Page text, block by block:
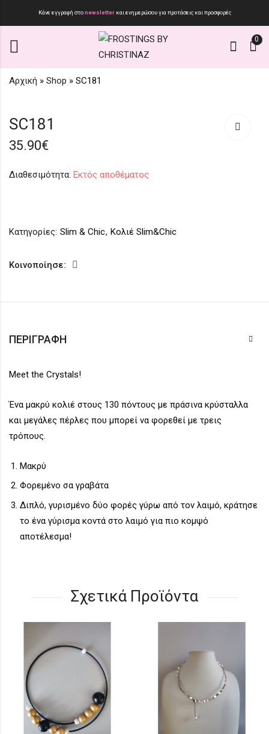
Κάνε εγγραφή στοnewsletter και ενημερώσου για προτάσεις και προσφορές
0
Αρχική » Shop » SC181
SC181
35.90€
Διαθεσιμότητα: Εκτός αποθέματος
Κατηγορίες: Slim & Chic, Κολιέ Slim&Chic
Κοινοποίησε:
ΠΕΡΙΓΡΑΦΉ
Meet the Crystals!
Ένα μακρύ κολιέ στους 130 πόντους με πράσινα κρύσταλλα
και μεγάλες πέρλες που μπορεί να φορεθεί με τρεις
τρόπους.
Μακρύ
Φορεμένο σα γραβάτα
Διπλό, γυρισμένο δύο φορές γύρω από τον λαιμό, κράτησε
το ένα γύρισμα κοντά στο λαιμό για πιο κομψό
αποτέλεσμα!
Σχετικά Προϊόντα